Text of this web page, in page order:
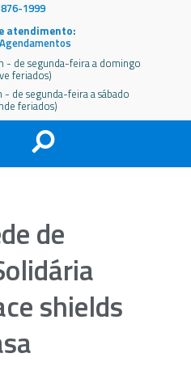
1999
atendimento:
- de segunda-feira a domingo
feriados)
- de segunda-feira a sábado
feriados)
de
shields